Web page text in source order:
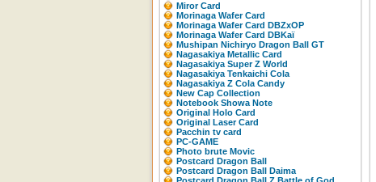
Miror Card
Morinaga Wafer Card
Morinaga Wafer Card DBZxOP
Morinaga Wafer Card DBKaï
Mushipan Nichiryo Dragon Ball GT
Nagasakiya Metallic Card
Nagasakiya Super Z World
Nagasakiya Tenkaichi Cola
Nagasakiya Z Cola Candy
New Cap Collection
Notebook Showa Note
Original Holo Card
Original Laser Card
Pacchin tv card
PC-GAME
Photo brute Movic
Postcard Dragon Ball
Postcard Dragon Ball Daima